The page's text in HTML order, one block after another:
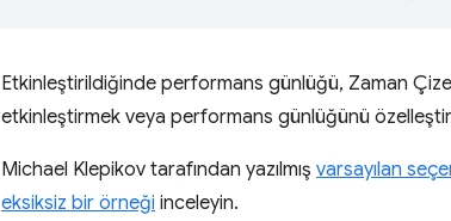
Etkinleştirildiğinde performans günlüğü, Zaman
etkinleştirmek veya performans günlüğünü
Michael Klepikov tarafından yazılmış varsayılan
eksiksiz bir örneği inceleyin.